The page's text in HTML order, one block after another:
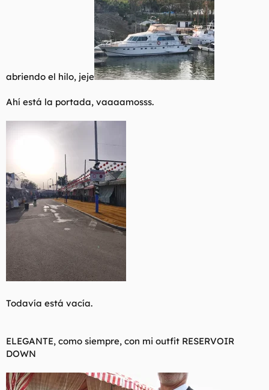
abriendo el hilo, jeje
Ahí está la portada, vaaaamosss.
Todavía está vacía.
ELEGANTE, como siempre, con mi outfit RESERVOIR
DOWN